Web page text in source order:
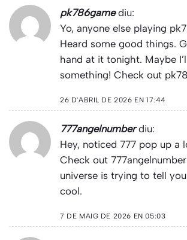
pk786game diu:
Yo, anyone else playing
Heard some good things.
hand at it tonight. Maybe
something! Check out
26 D'ABRIL DE 2026 EN 17:44
777angelnumber diu:
Hey, noticed 777 pop up a
Check out 777angelnumber
universe is trying to tell
cool.
7 DE MAIG DE 2026 EN 05:03